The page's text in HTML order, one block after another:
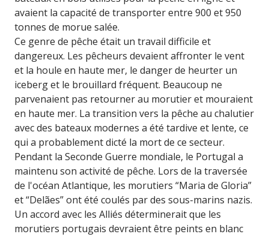
avaient la capacité de transporter entre 900 et 950
tonnes de morue salée.
Ce genre de pêche était un travail difficile et
dangereux. Les pêcheurs devaient affronter le vent
et la houle en haute mer, le danger de heurter un
iceberg et le brouillard fréquent. Beaucoup ne
parvenaient pas retourner au morutier et mouraient
en haute mer. La transition vers la pêche au chalutier
avec des bateaux modernes a été tardive et lente, ce
qui a probablement dicté la mort de ce secteur.
Pendant la Seconde Guerre mondiale, le Portugal a
maintenu son activité de pêche. Lors de la traversée
de l'océan Atlantique, les morutiers “Maria de Gloria”
et “Delães” ont été coulés par des sous-marins nazis.
Un accord avec les Alliés déterminerait que les
morutiers portugais devraient être peints en blanc